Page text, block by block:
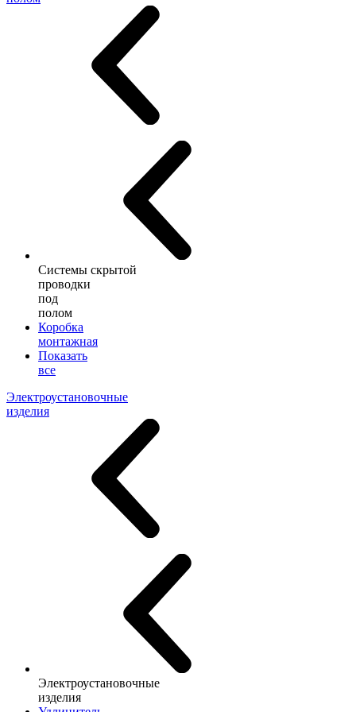
Системы скрытой
проводки
под
полом
Коробка
монтажная
Показать
все
Электроустановочные
изделия
Электроустановочные
изделия